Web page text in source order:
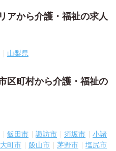
アから介護・福祉の求人
山梨県
区町村から介護・福祉の
飯田市 諏訪市 須坂市
小諸
大町市 飯山市 茅野市
塩尻市